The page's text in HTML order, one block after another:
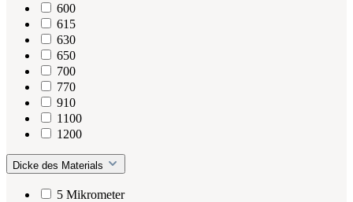
600
615
630
650
700
770
910
1100
1200
Dicke des Materials
5 Mikrometer